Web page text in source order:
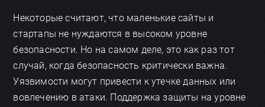
Некоторые считают, что маленькие сайты и
стартапы не нуждаются в высоком уровне
безопасности. Но на самом деле, это как раз тот
случай, когда безопасность критически важна.
Уязвимости могут привести к утечке данных или
вовлечению в атаки. Поддержка защиты на уровне